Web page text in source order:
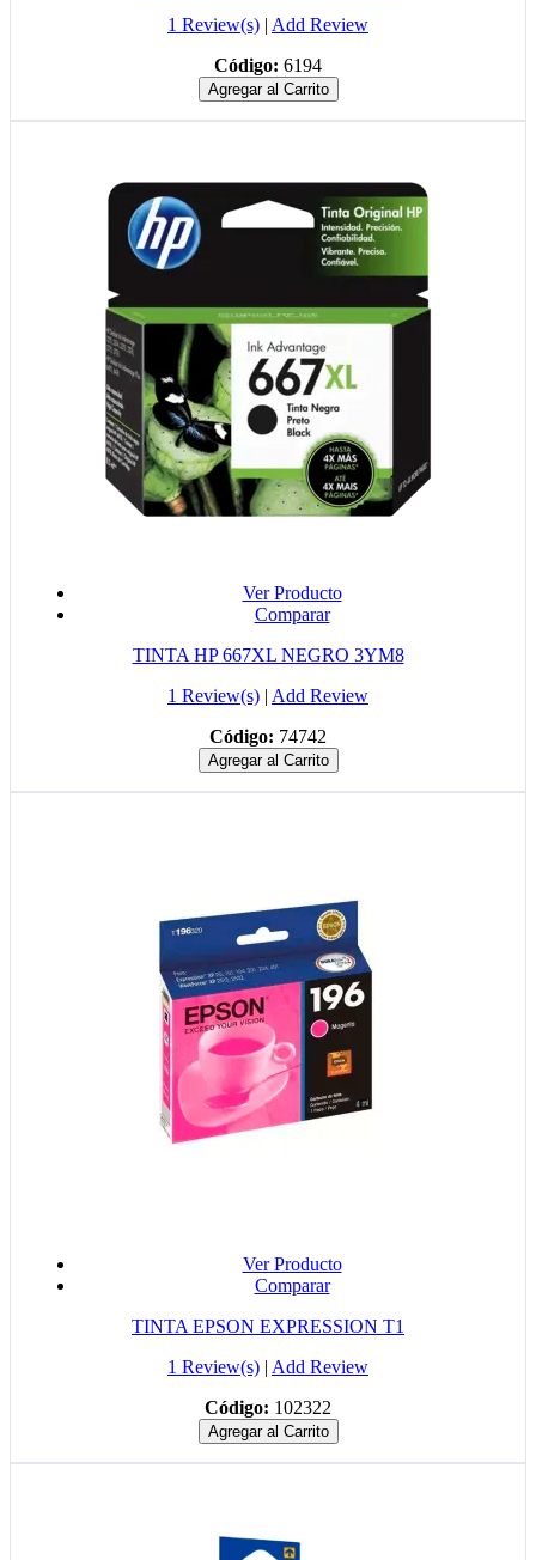
1 Review(s) | Add Review
Código: 6194
Agregar al Carrito
Ver Producto
Comparar
TINTA HP 667XL NEGRO 3YM8
1 Review(s) | Add Review
Código: 74742
Agregar al Carrito
Ver Producto
Comparar
TINTA EPSON EXPRESSION T1
1 Review(s) | Add Review
Código: 102322
Agregar al Carrito